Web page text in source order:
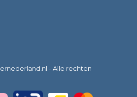
- Alle rechten